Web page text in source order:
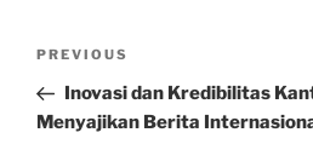
Previous
Post
PREVIOUS
Inovasi dan Kredibilitas
Menyajikan Berita